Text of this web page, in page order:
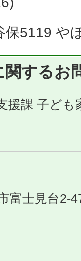
保5119 や
関するお
援課 子ども
富士見台2-